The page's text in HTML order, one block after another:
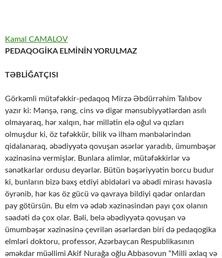
Kamal CAMALOV
PEDAQOGİKA ELMİNİN YORULMAZ
TƏBLİĞATÇISI
Görkəmli mütəfəkkir-pedaqoq Mirzə Əbdürrəhim Talıbov
yazır ki: Mənşə, rəng, cins və digər mənsubiyyətlərdən asılı
olmayaraq, hər xalqın, hər millətin elə oğul və qızları
olmuşdur ki, öz təfəkkür, bilik və ilham mənbələrindən
qidalanaraq, əbədiyyətə qovuşan əsərlər yaradıb, ümumbəşər
xəzinəsinə vermişlər. Bunlara alimlər, mütəfəkkirlər və
sənətkarlar ordusu deyərlər. Bütün bəşəriyyətin borcu budur
ki, bunların bizə bəxş etdiyi abidələri və əbədi mirası həvəslə
öyrənib, hər kəs öz gücü və qavraya bildiyi qədər onlardan
pay götürsün. Bu elm və ədəb xəzinəsindən payı çox olanın
səadəti də çox olar. Bəli, belə əbədiyyətə qovuşan və
ümumbəşər xəzinəsinə çevrilən əsərlərdən biri də pedaqogika
elmləri doktoru, professor, Azərbaycan Respublikasının
əməkdar müəllimi Akif Nurağa oğlu Abbasovun “Milli əxlaq və